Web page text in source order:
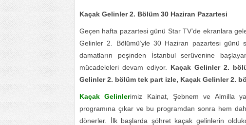
Kaçak Gelinler 2. Bölüm 30 Haziran Pazartesi
Geçen hafta pazartesi günü Star TV’de ekranlara
Gelinler 2. Bölümü’yle 30 Haziran pazartesi günü
damatların peşinden İstanbul serüvenine
mücadeleleri devam ediyor. Kaçak Gelinler 2.
Gelinler 2. bölüm tek part izle, Kaçak Gelinler 2.
Kaçak Gelinlerimiz Kainat, Şebnem ve Almilla
programına çıkar ve bu programdan sonra hem
dönerler. İlk başlarda şöhret kaçak gelinlerin